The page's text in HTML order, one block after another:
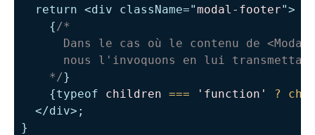
return <div className="modal-footer">
{/*
Dans le cas où le contenu de
nous l'invoquons en lui
    */
}
{typeof children === 'function' ?
</div> ;
}